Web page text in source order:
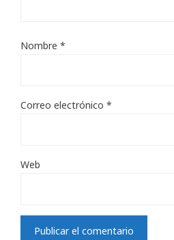
Nombre *
Correo electrónico *
Web